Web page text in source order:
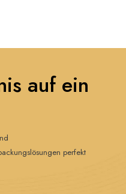
auf ein
perfekt